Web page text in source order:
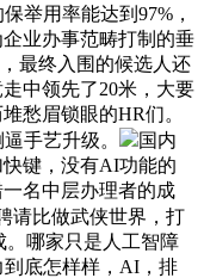
举用率能达到97%，
业办事范畴打制的垂
最终入围的候选人还
中领先了20米，大要
愁眉锁眼的HR们。
手艺升级。
国内
键，没有AI功能的
名中层办理者的成
请比做武侠世界，打
。哪家只是人工智障
底怎样样，AI，排